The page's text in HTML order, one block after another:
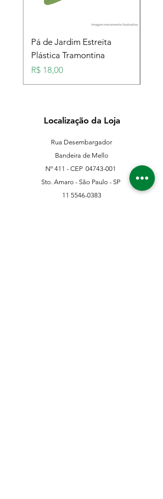
Pá de Jardim Estreita
Plástica Tramontina
Preço
R$ 18,00
Localização da Loja
Rua Desembargador
Bandeira de Mello
Nº 411 - CEP 04743-001
Sto. Amaro - São Paulo - SP
11 5546-0383